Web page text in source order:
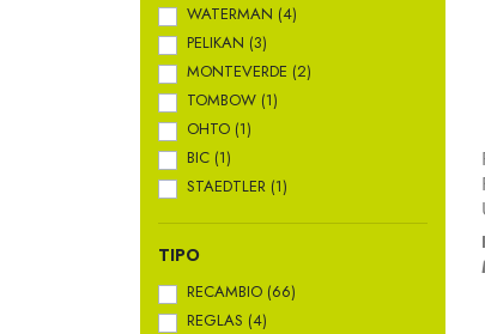
WATERMAN (4)
PELIKAN (3)
MONTEVERDE (2)
TOMBOW (1)
OHTO (1)
BIC (1)
STAEDTLER (1)
TIPO
RECAMBIO (66)
REGLAS (4)